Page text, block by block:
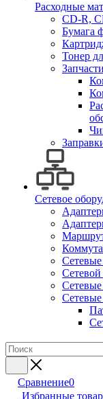
Расходные
CD-R,
Бумага
Тонер
Сетевое
Сетевые
Сравнение0
Избранные